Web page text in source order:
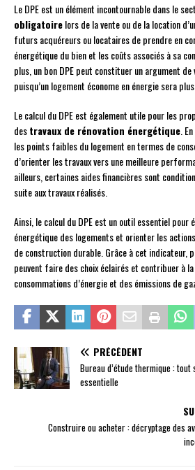
Le DPE est un élément incontournable dans le
obligatoirelors de la vente ou de la location
futurs acquéreurs ou locataires de prendre en
énergétique du bien et les coûts associés à sa
plus, un bon DPE peut constituer un argument
puisqu’un logement économe en énergie sera
Le calcul du DPE est également utile pour les
destravaux de rénovation énergétique .
les points faibles du logement en termes de
d’orienter les travaux vers une meilleure
ailleurs, certaines aides financières sont
suite aux travaux réalisés.
Ainsi, le calcul du DPE est un outil essentiel pour
énergétique des logements et orienter les
de construction durable. Grâce à cet indicateur,
peuvent faire des choix éclairés et contribuer à
consommations d’énergie et des émissions de
PRÉCÉDENT
Bureau d’étude thermique :
essentielle
Construire ou acheter : décryptage des